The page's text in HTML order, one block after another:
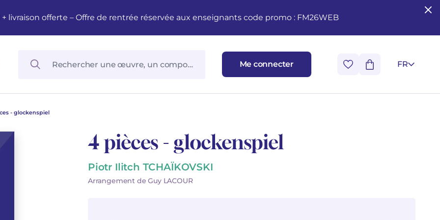
livraison offerte – Offre de rentrée réservée aux enseignants code promo : FM26WEB
Me connecter FR
- glockenspiel
4 pièces - glockenspiel
Piotr Ilitch TCHAÏKOVSKI
Arrangement de Guy LACOUR